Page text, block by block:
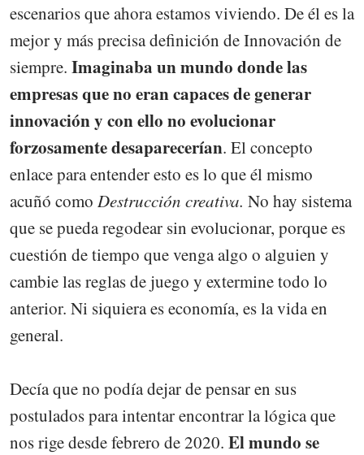
escenarios que ahora estamos viviendo. De él es la
mejor y más precisa definición de Innovación de
siempre. Imaginaba un mundo donde las
empresas que no eran capaces de generar
innovación y con ello no evolucionar
forzosamente desaparecerían. El concepto
enlace para entender esto es lo que él mismo
acuñó como Destrucción creativa. No hay sistema
que se pueda regodear sin evolucionar, porque es
cuestión de tiempo que venga algo o alguien y
cambie las reglas de juego y extermine todo lo
anterior. Ni siquiera es economía, es la vida en
general.
Decía que no podía dejar de pensar en sus
postulados para intentar encontrar la lógica que
nos rige desde febrero de 2020. El mundo se